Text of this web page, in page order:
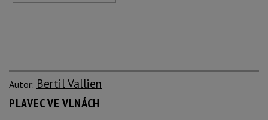
Autor: Bertil Vallien
PLAVEC VE VLNÁCH